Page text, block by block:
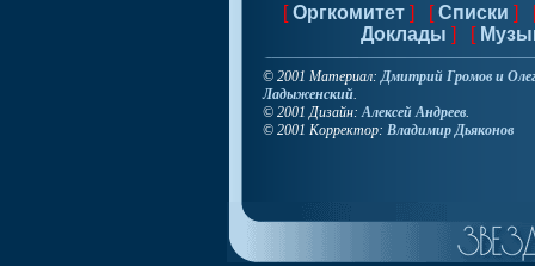
[Оргкомитет] [Списки ]
Доклады ] [
© 2001 Материал:Дмитрий Громов и Олег
Ладыженский.
© 2001 Дизайн:Алексей Андреев.
© 2001 Корректор: Владимир Дьяконов